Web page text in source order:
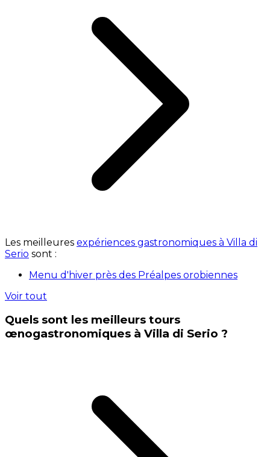
Les meilleures expériences gastronomiques à Villa di
Serio sont :
Menu d'hiver près des Préalpes orobiennes
Voir tout
Quels sont les meilleurs tours
œnogastronomiques à Villa di Serio ?